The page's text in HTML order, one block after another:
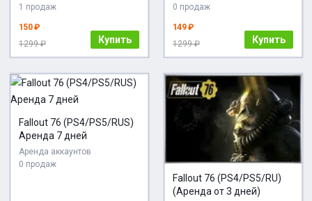
1 продаж
150 ₽
1299 ₽
Купить
0 продаж
149 ₽
1299 ₽
Купить
Fallout 76 (PS4/PS5/RUS)
Аренда 7 дней
Аренда аккаунтов
0 продаж
Fallout 76 (PS4/PS5/RU)
(Аренда от 3 дней)